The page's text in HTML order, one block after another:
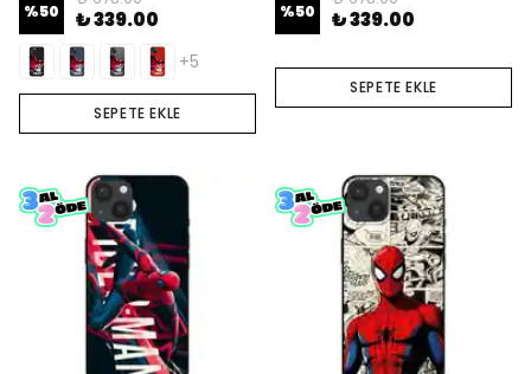
%50 ₺ 339.00
+5
SEPETE EKLE
%50 ₺ 339.00
SEPETE EKLE